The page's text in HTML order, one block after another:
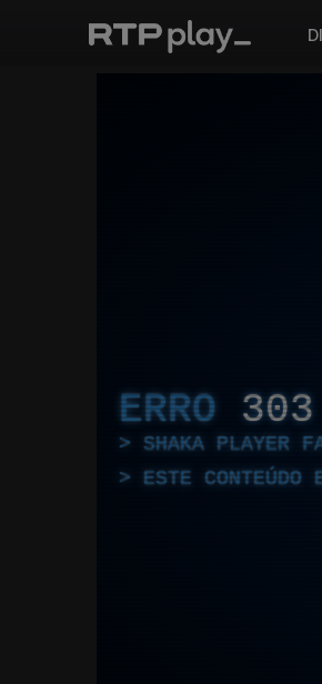
ERRO 303
SHAKA PLAYER
ESTE CONTEÚDO